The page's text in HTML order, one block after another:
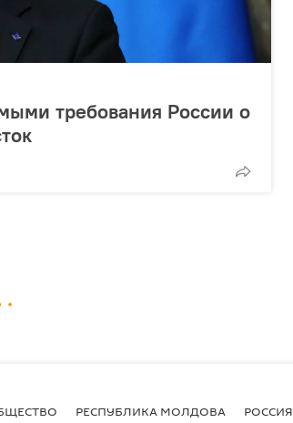
требования России о
РЕСПУБЛИКА МОЛДОВА РОССИЯ